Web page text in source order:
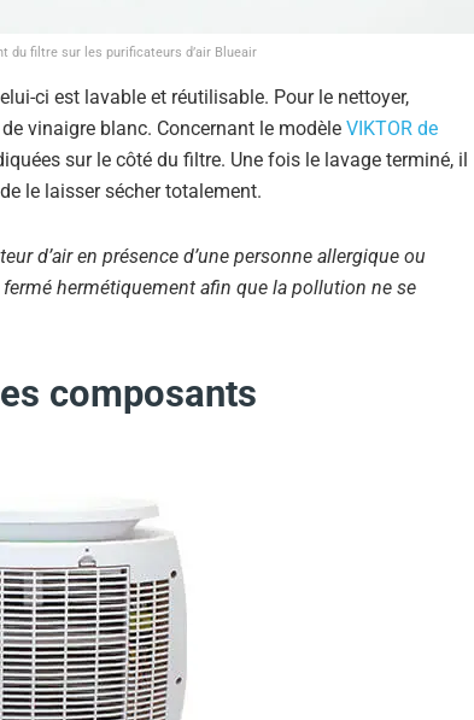
du filtre sur les purificateurs d’air Blueair
ci est lavable et réutilisable. Pour le nettoyer,
vinaigre blanc. Concernant le modèle VIKTOR de
sur le côté du filtre. Une fois le lavage terminé, il
le laisser sécher totalement.
d’air en présence d’une personne allergique ou
hermétiquement afin que la pollution ne se
composants